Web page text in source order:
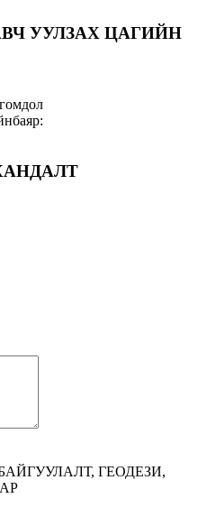
УУЛЗАХ ЦАГИЙН
ГЕОДЕЗИ,